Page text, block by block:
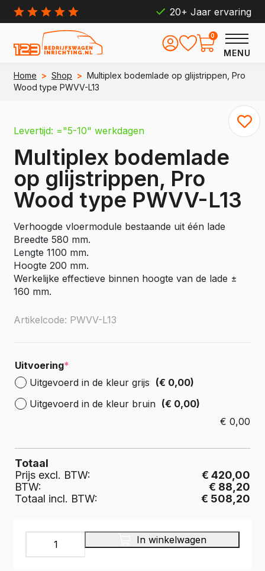
20+ Jaar ervaring
MENU
0
Home > Shop > Multiplex bodemlade op glijstrippen, Pro
Wood type PWVV-L13
Levertijd: ="5-10" werkdagen
Multiplex bodemlade
op glijstrippen, Pro
Wood type PWVV-L13
Verhoogde vloermodule bestaande uit één lade
Breedte 580 mm.
Lengte 1100 mm.
Hoogte 200 mm.
Werkelijke effectieve binnen hoogte van de lade ±
160 mm.
Artikelcode: PWVV-L13
Uitvoering*
Uitgevoerd in de kleur grijs (€ 0,00)
Uitgevoerd in de kleur bruin (€ 0,00)
€ 0,00
Totaal
Prijs excl. BTW:
€ 420,00
BTW:
€ 88,20
Totaal incl. BTW:
€ 508,20
Multiplex
bodemlade
In winkelwagen